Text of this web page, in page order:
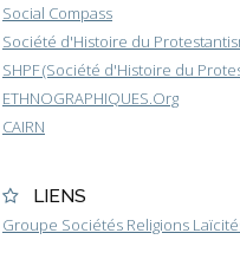
Social Compass
Société d'Histoire du
SHPF (Société d'Histoire du
ETHNOGRAPHIQUES.Org
CAIRN
LIENS
Groupe Sociétés Religions